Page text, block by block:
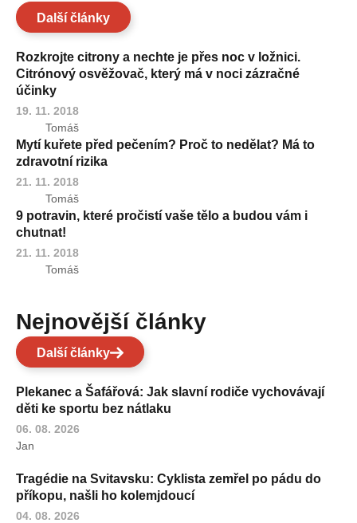
Další články
Rozkrojte citrony a nechte je přes noc v ložnici.
Citrónový osvěžovač, který má v noci zázračné
účinky
19. 11. 2018
Tomáš
Mytí kuřete před pečením? Proč to nedělat? Má to
zdravotní rizika
21. 11. 2018
Tomáš
9 potravin, které pročistí vaše tělo a budou vám i
chutnat!
21. 11. 2018
Tomáš
Nejnovější články
Další články
Plekanec a Šafářová: Jak slavní rodiče vychovávají
děti ke sportu bez nátlaku
06. 08. 2026
Jan
Tragédie na Svitavsku: Cyklista zemřel po pádu do
příkopu, našli ho kolemjdoucí
04. 08. 2026